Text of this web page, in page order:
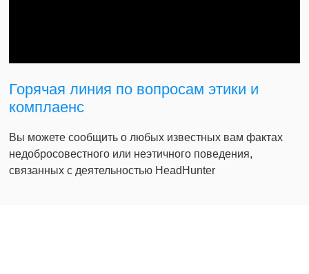
Горячая линия по вопросам этики и
комплаенс
Вы можете сообщить о любых известных вам фактах
недобросовестного или неэтичного поведения,
связанных с деятельностью HeadHunter